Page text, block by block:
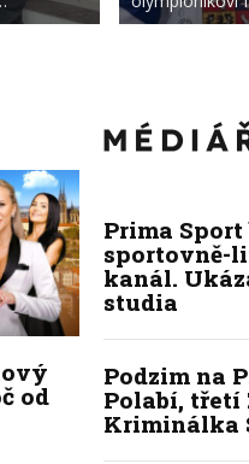
od
Prima Sport
sportovně-
kanál.
studia
Podzim na
Polabí, třetí
Kriminálka